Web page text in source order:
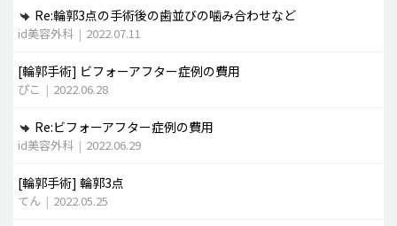
Re:輪郭3点の手術後の歯並びの噛み合わせなど
id美容外科 | 2022.07.11
[輪郭手術] ビフォーアフター症例の費用
ぴこ | 2022.06.28
Re:ビフォーアフター症例の費用
id美容外科 | 2022.06.29
[輪郭手術] 輪郭3点
てん | 2022.05.25